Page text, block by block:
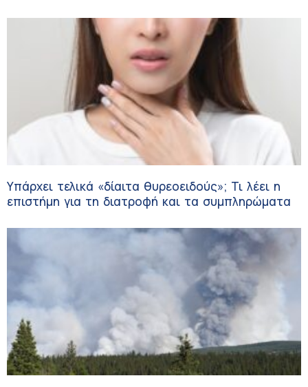
Υπάρχει τελικά «δίαιτα θυρεοειδούς»; Τι λέει η
επιστήμη για τη διατροφή και τα συμπληρώματα